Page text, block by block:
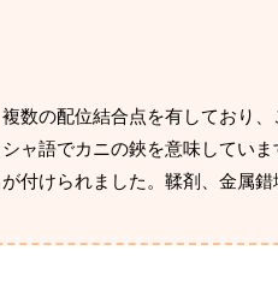
数の配位結合点を有しており
ャ語でカニの鋏を意味してい
付けられました。鞣剤、金属